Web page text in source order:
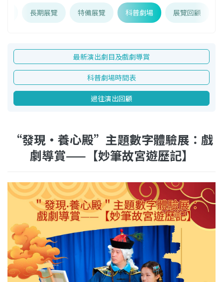
長期展覽 特備展覽 科普劇場 展覽回顧
最新演出劇目及戲劇導賞
科普劇場時間表
過往演出回顧
“發現‧養心殿”主題數字體驗展：戲
劇導賞——【妙筆故宮遊歷記】